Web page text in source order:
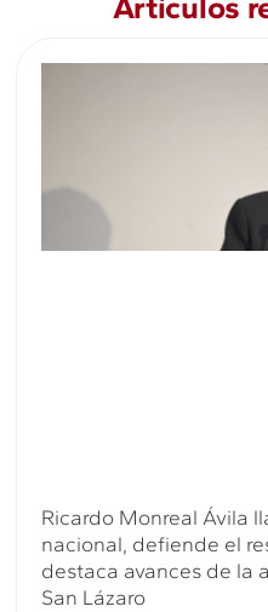
Artículos
Ricardo Monreal Ávila
nacional, defiende el
destaca avances de la
San Lázaro